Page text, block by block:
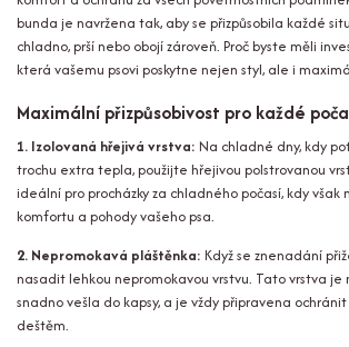
bunda je navržena tak, aby se přizpůsobila každé
chladno, prší nebo obojí zároveň. Proč byste měli
která vašemu psovi poskytne nejen styl, ale i
Maximální přizpůsobivost pro každé
1. Izolovaná hřejivá vrstva: Na chladné dny, kdy
trochu extra tepla, použijte hřejivou polstrovanou
ideální pro procházky za chladného počasí, kdy však
komfortu a pohody vašeho psa.
2. Nepromokavá pláštěnka: Když se znenadání
nasadit lehkou nepromokavou vrstvu. Tato vrstva je
snadno vešla do kapsy, a je vždy připravena
deštěm.